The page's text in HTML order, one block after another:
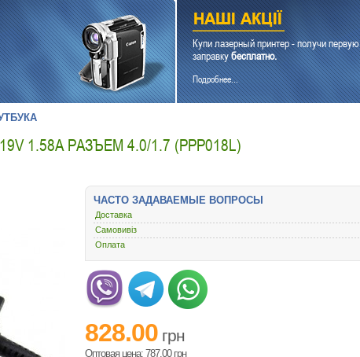
Купи лазерный принтер - получи первую
заправкубесплатно.
Подробнее...
1.58A РАЗЪЕМ 4.0/1.7 (PPP018L)
ЧАСТО ЗАДАВАЕМЫЕ ВОПРОСЫ
Доставка
Самовивіз
Оплата
828.00 грн
Оптовая цена: 787.00 грн